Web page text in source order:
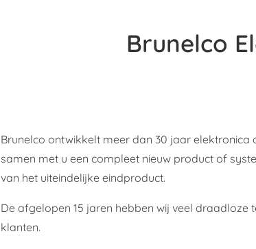
Brunelco
Brunelco ontwikkelt meer dan 30 jaar
samen met u een compleet nieuw product of
van het uiteindelijke eindproduct.
De afgelopen 15 jaren hebben wij veel
klanten.